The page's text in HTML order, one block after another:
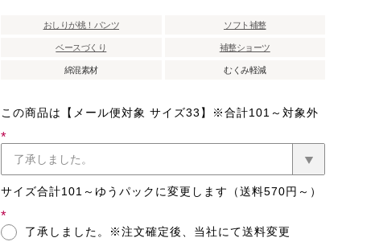
おしりが桃！パンツ ソフト補整
ベースづくり 補整ショーツ
綿混素材 むくみ軽減
この商品は【メール便対象 サイズ33】※合計101～対象外
(必
須)
サイズ合計101～ゆうパックに変更します（送料570円～）
(必
了承しました。※注文確定後、当社にて送料変更